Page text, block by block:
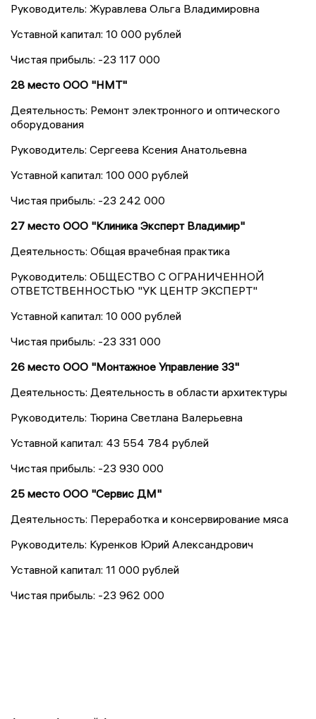
Руководитель: Журавлева Ольга Владимировна
Уставной капитал: 10 000 рублей
Чистая прибыль: -23 117 000
28 место ООО "НМТ"
Деятельность: Ремонт электронного и оптического
оборудования
Руководитель: Сергеева Ксения Анатольевна
Уставной капитал: 100 000 рублей
Чистая прибыль: -23 242 000
27 место ООО "Клиника Эксперт Владимир"
Деятельность: Общая врачебная практика
Руководитель: ОБЩЕСТВО С ОГРАНИЧЕННОЙ
ОТВЕТСТВЕННОСТЬЮ "УК ЦЕНТР ЭКСПЕРТ"
Уставной капитал: 10 000 рублей
Чистая прибыль: -23 331 000
26 место ООО "Монтажное Управление 33"
Деятельность: Деятельность в области архитектуры
Руководитель: Тюрина Светлана Валерьевна
Уставной капитал: 43 554 784 рублей
Чистая прибыль: -23 930 000
25 место ООО "Сервис ДМ"
Деятельность: Переработка и консервирование мяса
Руководитель: Куренков Юрий Александрович
Уставной капитал: 11 000 рублей
Чистая прибыль: -23 962 000